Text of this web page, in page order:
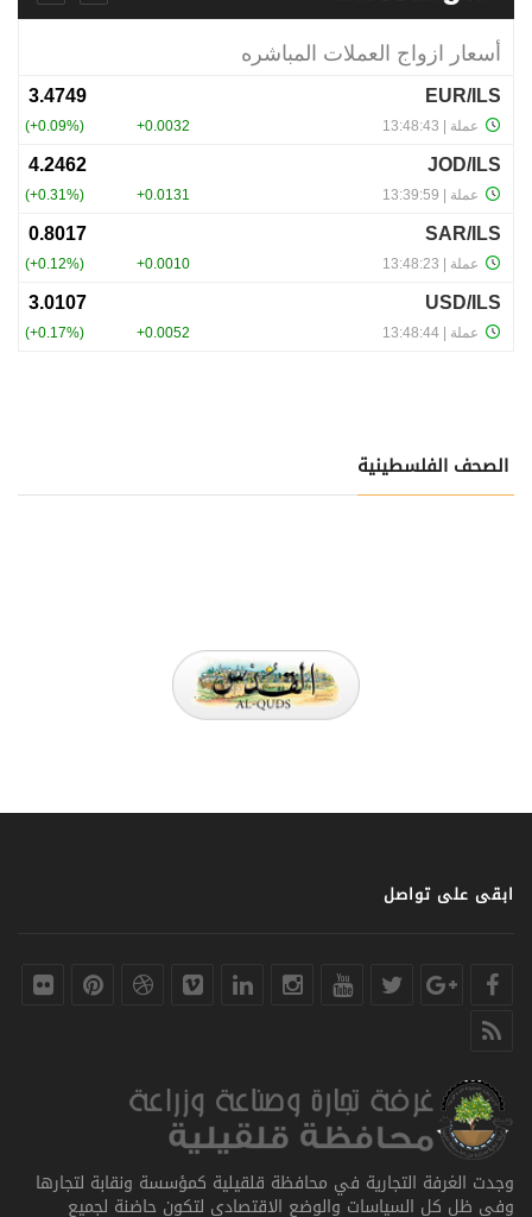
الصحف الفلسطينية
ابقى على تواصل
وجدت الغرفة التجارية في محافظة قلقيلية كمؤسسة ونقابة لتجارها
وفي ظل كل السياسات والوضع الاقتصادي لتكون حاضنة لجميع